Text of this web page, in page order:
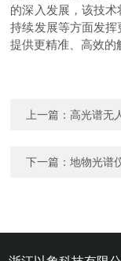
的深入发展，该技
持续发展等方面发
提供更精准、高效的
上一篇：高光谱无
下一篇：地物光谱